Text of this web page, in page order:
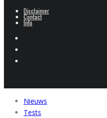
Disclaimer
Contact
Info
Nieuws
Tests